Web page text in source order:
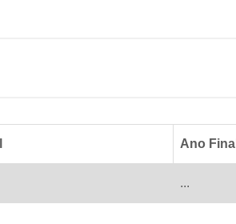
Ano Final
...